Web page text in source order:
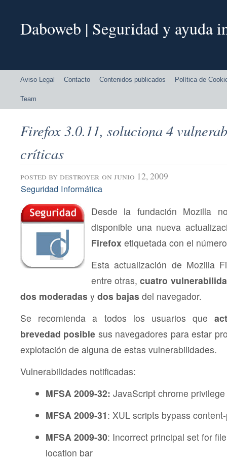
Daboweb | Seguridad y ayuda
Aviso Legal Contacto Contenidos publicados Política de
Team
Firefox 3.0.11, soluciona 4
críticas
posted by destroyer on junio 12, 2009
Seguridad Informática
Desde la fundación Mozilla
disponible una nueva
Firefox etiquetada con el
Esta actualización de Mozilla
entre otras,cuatro
dos moderadas y dos bajas del navegador.
Se recomienda a todos los usuarios que
brevedad posible sus navegadores para estar
explotación de alguna de estas vulnerabilidades.
Vulnerabilidades notificadas:
MFSA 2009-32: JavaScript chrome
MFSA 2009-31: XUL scripts bypass
MFSA 2009-30: Incorrect principal set for
location bar